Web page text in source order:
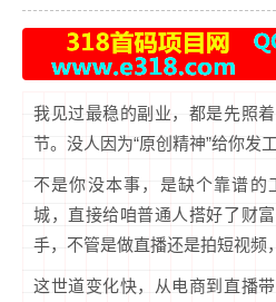
我见过最稳的副业，都是先照
节。没人因为“原创精神”给你发工
不是你没本事，是缺个靠谱的
城，直接给咱普通人搭好了财
手，不管是做直播还是拍短视频
这世道变化快，从电商到直播